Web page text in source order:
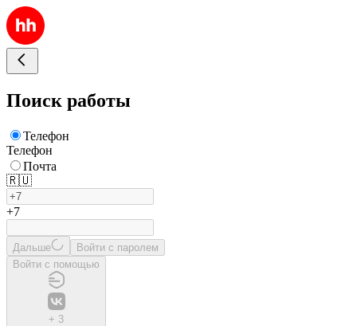
Поиск работы
Телефон
Телефон
Почта
🇷🇺
+7
Дальше
Войти с паролем
Войти с помощью
+ 3